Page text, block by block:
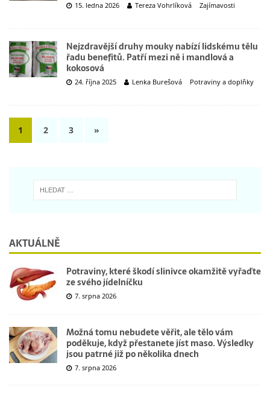
15. ledna 2026 Tereza Vohrlíková Zajímavosti
Nejzdravější druhy mouky nabízí lidskému tělu
řadu benefitů. Patří mezi ně i mandlová a
kokosová
24. října 2025 Lenka Burešová Potraviny a doplňky
1 2 3 »
AKTUÁLNĚ
Potraviny, které škodí slinivce okamžitě vyřaďte
ze svého jídelníčku
7. srpna 2026
Možná tomu nebudete věřit, ale tělo vám
poděkuje, když přestanete jíst maso. Výsledky
jsou patrné již po několika dnech
7. srpna 2026